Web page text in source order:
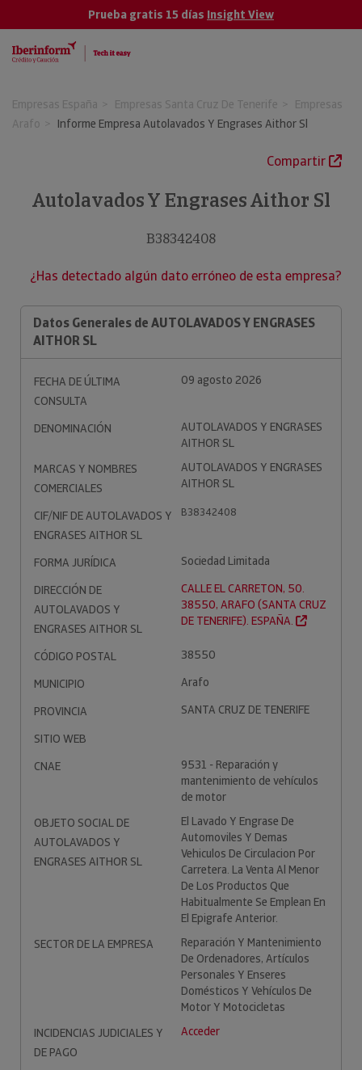
Prueba gratis 15 días Insight View
Empresas España Empresas Santa Cruz De Tenerife
Empresas
Arafo
Informe Empresa Autolavados Y Engrases Aithor Sl
Compartir
Autolavados Y Engrases Aithor Sl
B38342408
¿Has detectado algún dato erróneo de esta empresa?
Datos Generales de AUTOLAVADOS Y ENGRASES
AITHOR SL
FECHA DE ÚLTIMA
CONSULTA
09 agosto 2026
DENOMINACIÓN
AUTOLAVADOS Y ENGRASES
AITHOR SL
MARCAS Y NOMBRES
COMERCIALES
AUTOLAVADOS Y ENGRASES
AITHOR SL
CIF/NIF DE AUTOLAVADOS Y
ENGRASES AITHOR SL
B38342408
FORMA JURÍDICA
Sociedad Limitada
DIRECCIÓN DE
AUTOLAVADOS Y
ENGRASES AITHOR SL
CALLE EL CARRETON, 50.
38550, ARAFO (SANTA CRUZ
DE TENERIFE). ESPAÑA.
CÓDIGO POSTAL
38550
MUNICIPIO
Arafo
PROVINCIA
SANTA CRUZ DE TENERIFE
SITIO WEB
CNAE
9531 - Reparación y
mantenimiento de vehículos
de motor
OBJETO SOCIAL DE
AUTOLAVADOS Y
ENGRASES AITHOR SL
El Lavado Y Engrase De
Automoviles Y Demas
Vehiculos De Circulacion Por
Carretera. La Venta Al Menor
De Los Productos Que
Habitualmente Se Emplean En
El Epigrafe Anterior.
SECTOR DE LA EMPRESA
Reparación Y Mantenimiento
De Ordenadores, Artículos
Personales Y Enseres
Domésticos Y Vehículos De
Motor Y Motocicletas
INCIDENCIAS JUDICIALES Y
DE PAGO
Acceder